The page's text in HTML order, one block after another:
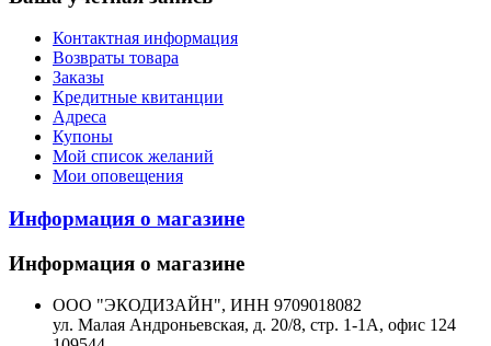
Контактная информация
Возвраты товара
Заказы
Кредитные квитанции
Адреса
Купоны
Мой список желаний
Мои оповещения
Информация о магазине
Информация о магазине
ООО "ЭКОДИЗАЙН", ИНН 9709018082
ул. Малая Андроньевская, д. 20/8, стр. 1-1А, офис 124